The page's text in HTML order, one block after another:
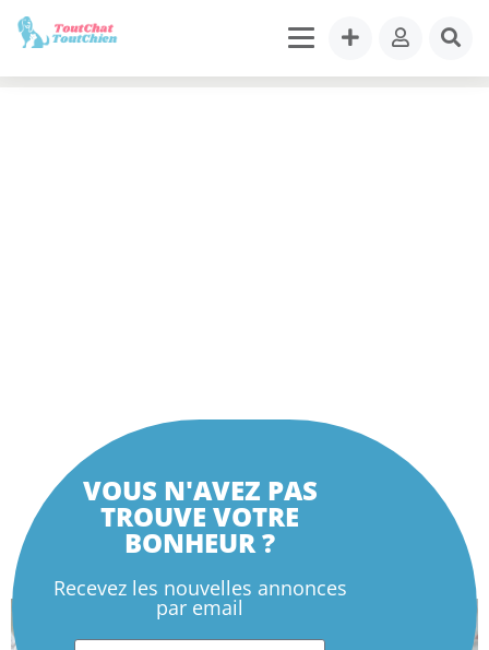
VOUS N'AVEZ PAS
TROUVE VOTRE
BONHEUR ?
Recevez les nouvelles annonces
par email